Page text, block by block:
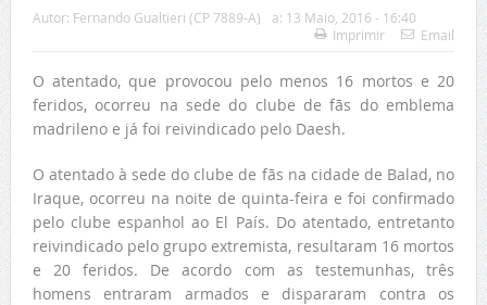
Autor: Fernando Gualtieri (CP 7889-A) a: 13 Maio, 2016 - 16:40
Imprimir
Email
O atentado, que provocou pelo menos 16 mortos e 20
feridos, ocorreu na sede do clube de fãs do emblema
madrileno e já foi reivindicado pelo Daesh.
O atentado à sede do clube de fãs na cidade de Balad, no
Iraque, ocorreu na noite de quinta-feira e foi confirmado
pelo clube espanhol ao El País. Do atentado, entretanto
reivindicado pelo grupo extremista, resultaram 16 mortos
e 20 feridos. De acordo com as testemunhas, três
homens entraram armados e dispararam contra os